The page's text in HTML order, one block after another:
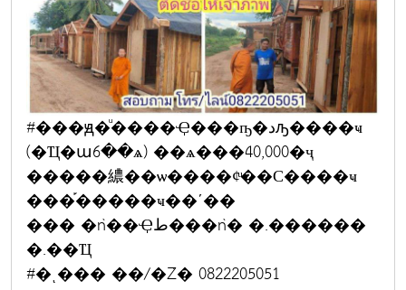
#���ԭ�ͧ����Ҿ���ҧ�دԡ����ҹ
(�Ҵ�ա6��ѧ) ��ѧ���40,000�ҷ
�����繷��ѡ����¢ͧ��С����ҹ
���֡�����ҹ��ʹ��
��� �ǹ��Ҿط���ǹ� �.������
�.��Ҵ
#�ͺ��� ��/�Ź� 0822205051